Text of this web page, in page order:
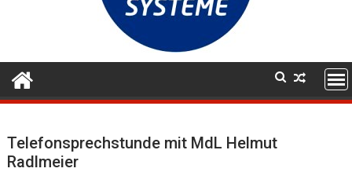
Telefonsprechstunde mit MdL Helmut
Radlmeier